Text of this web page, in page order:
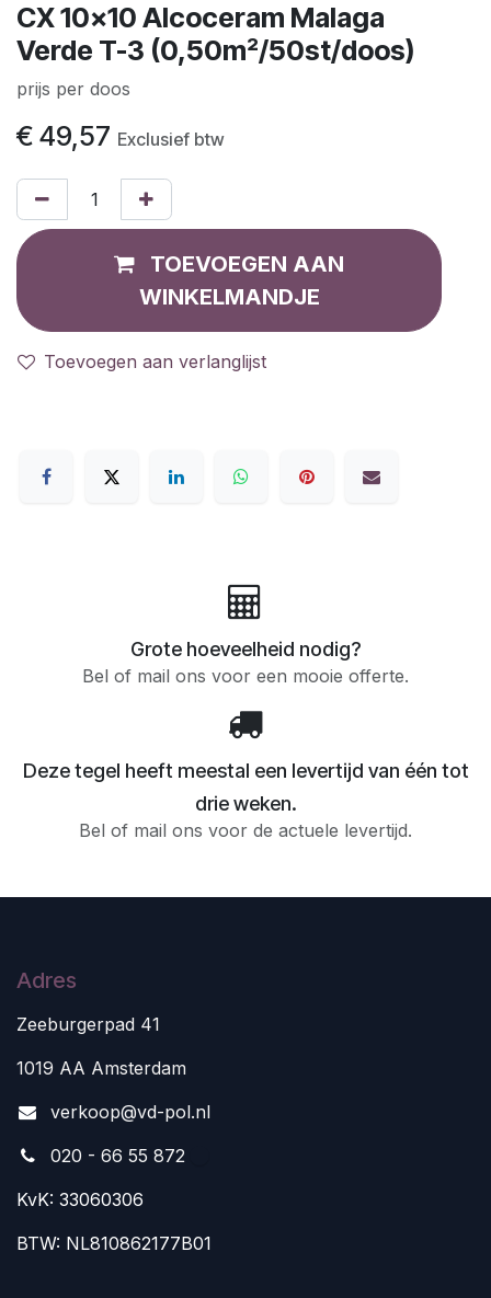
CX 10x10 Alcoceram Malaga
Verde T-3 (0,50m²/50st/doos)
prijs per doos
€ 49,57 Exclusief btw
TOEVOEGEN AAN
WINKELMANDJE
Toevoegen aan verlanglijst
Grote hoeveelheid nodig?
Bel of mail ons voor een mooie offerte.
Deze tegel heeft meestal een levertijd van één tot
drie weken.
Bel of mail ons voor de actuele levertijd.
Adres
Zeeburgerpad 41
1019 AA Amsterdam
verkoop@vd-pol.nl
020 - 66 55 872
KvK: 33060306
BTW: NL810862177B01